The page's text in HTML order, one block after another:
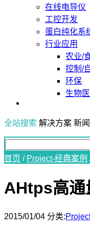
在线电导仪
工控开发
蛋白纯化系
行业应用
农业/
控制/
环保
生物
全站搜索 解决方案 新
首页 / Project-经典案例
AHtps高通
2015/01/04 分类: